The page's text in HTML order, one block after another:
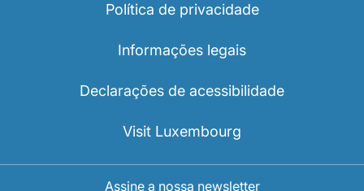
Política de privacidade
Informações legais
Declarações de acessibilidade
Visit Luxembourg
Assine a nossa newsletter